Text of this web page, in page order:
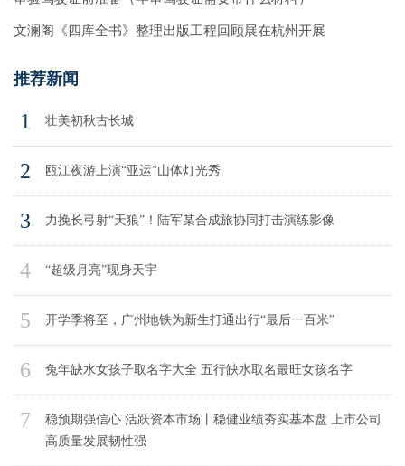
文澜阁《四库全书》整理出版工程回顾展在杭州开展
推荐新闻
1 壮美初秋古长城
2 瓯江夜游上演“亚运”山体灯光秀
3 力挽长弓射“天狼”！陆军某合成旅协同打击演练影像
4 “超级月亮”现身天宇
5 开学季将至，广州地铁为新生打通出行“最后一百米”
6 兔年缺水女孩子取名字大全 五行缺水取名最旺女孩名字
7
稳预期强信心 活跃资本市场丨稳健业绩夯实基本盘 上市公司
高质量发展韧性强